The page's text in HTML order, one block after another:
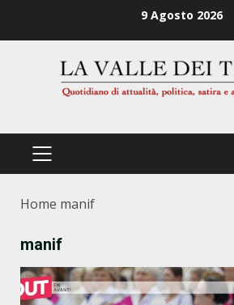
9 Agosto 2026
PRIMÄRES
Home manif
manif